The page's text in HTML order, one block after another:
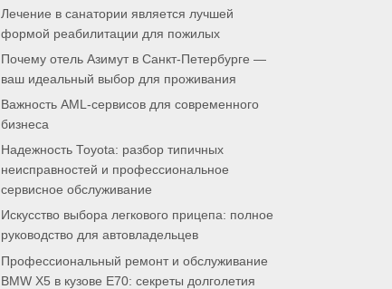
Лечение в санатории является лучшей
формой реабилитации для пожилых
Почему отель Азимут в Санкт-Петербурге —
ваш идеальный выбор для проживания
Важность AML-сервисов для современного
бизнеса
Надежность Toyota: разбор типичных
неисправностей и профессиональное
сервисное обслуживание
Искусство выбора легкового прицепа: полное
руководство для автовладельцев
Профессиональный ремонт и обслуживание
BMW X5 в кузове E70: секреты долголетия